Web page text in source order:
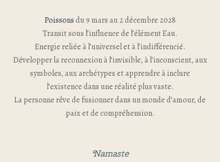
Poissonsdu 9 mars au 2 décembre 2028
Transit sous l’influence de l’élément Eau.
Energie reliée à l’universel et à l’indifférencié.
Développer la reconnexion à l’invisible, à l’inconscient, aux
symboles, aux archétypes et apprendre à inclure
l’existence dans une réalité plus vaste.
La personne rêve de fusionner dans un monde d’amour, de
paix et de compréhension.
Namaste